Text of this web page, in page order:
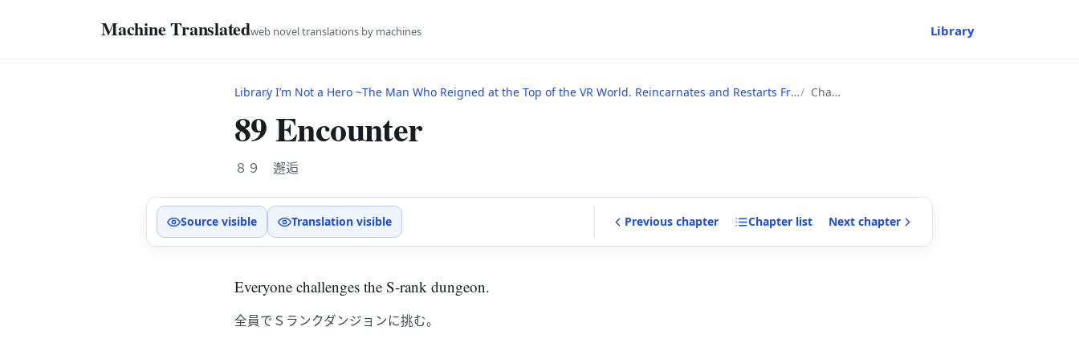
Machine Translatedweb novel translations by machines Library
Library I’m Not a Hero ~The Man Who Reigned at the Top of the VR World. Reincarnates and Restarts From Level 1 as Classless~ Chapter
89 Encounter
８９ 邂逅
Source visible Translation visible Previous chapter Chapter list Next chapter
Everyone challenges the S-rank dungeon.
全員でＳランクダンジョンに挑む。